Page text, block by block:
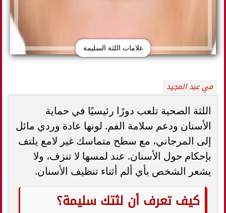
علامات اللثة السليمة
مي عبد المجيد
اللثة الصحية تلعب دورًا رئيسيًا في حماية
الأسنان ودعم سلامة الفم. لونها عادة وردي مائل
إلى المرجاني، مع سطح متماسك غير لامع يلتف
بإحكام حول الأسنان. عند لمسها لا تنزف، ولا
يشعر الشخص بأي ألم أثناء تنظيف الأسنان.
كيف تعرف أن لثتك سليمة؟